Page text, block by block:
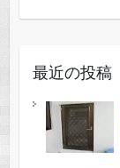
最近の投稿